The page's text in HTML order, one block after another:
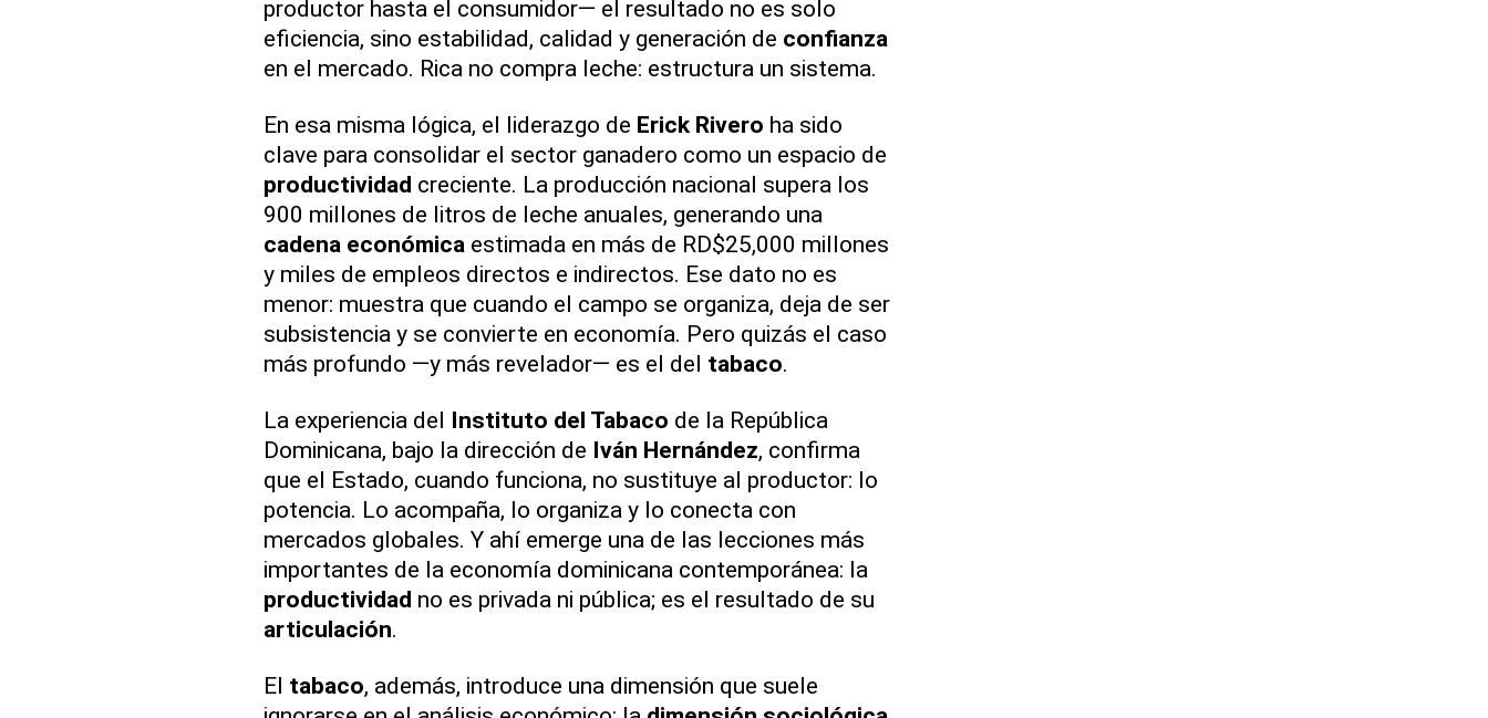
productor hasta el consumidor— el resultado no es solo
eficiencia, sino estabilidad, calidad y generación de confianza
en el mercado. Rica no compra leche: estructura un sistema.
En esa misma lógica, el liderazgo de Erick Rivero ha sido
clave para consolidar el sector ganadero como un espacio de
productividad creciente. La producción nacional supera los
900 millones de litros de leche anuales, generando una
cadena económicaestimada en más de RD$25,000 millones
y miles de empleos directos e indirectos. Ese dato no es
menor: muestra que cuando el campo se organiza, deja de ser
subsistencia y se convierte en economía. Pero quizás el caso
más profundo —y más revelador— es el del tabaco.
La experiencia del Instituto del Tabaco de la República
Dominicana, bajo la dirección de Iván Hernández, confirma
que el Estado, cuando funciona, no sustituye al productor: lo
potencia. Lo acompaña, lo organiza y lo conecta con
mercados globales. Y ahí emerge una de las lecciones más
importantes de la economía dominicana contemporánea: la
productividad no es privada ni pública; es el resultado de su
articulación.
El tabaco, además, introduce una dimensión que suele